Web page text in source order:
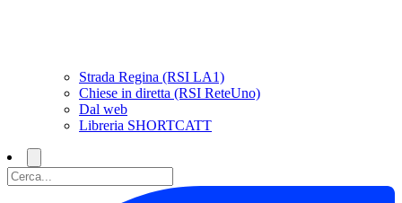
Strada Regina (RSI LA1)
Chiese in diretta (RSI ReteUno)
Dal web
Libreria SHORTCATT